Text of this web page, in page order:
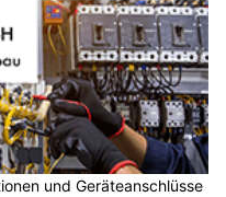
und Geräteanschlüsse